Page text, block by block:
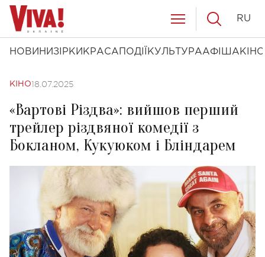
НОВИНИ ЗІРКИ КРАСА ПОДІЇ КУЛЬТУРААФІША КІНО
RU
КІНО18.07.2025
«Вартові Різдва»: вийшов перший
трейлер різдвяної комедії з
Бокланом, Кукуюком і Бліндарем